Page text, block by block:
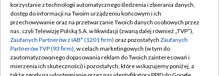
TVP
Abonament TVP
Emisja w TVP
Centrum informacji TVP
Naziemna Telewizja Cyfrowa
Regulamin TVP
Polityka prywatności
Moje zgody
Pomoc
korzystanie z technologii automatycznego śledzenia i zbierania danych,
dostęp do informacji na Twoim urządzeniu końcowym i ich
przechowywanie oraz na przetwarzanie Twoich danych osobowych przez
nas, czyli Telewizję Polską S.A. w likwidacji (zwaną dalej również „TVP”),
Zaufanych Partnerów z IAB* (1201 firm) oraz pozostałych Zaufanych
Partnerów TVP (93 firm), w celach marketingowych (w tym do
zautomatyzowanego dopasowania reklam do Twoich zainteresowań i
mierzenia ich skuteczności) i pozostałych, które wskazujemy poniżej, a